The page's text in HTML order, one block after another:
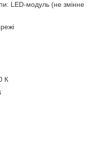
LED-модуль (не змінне
К